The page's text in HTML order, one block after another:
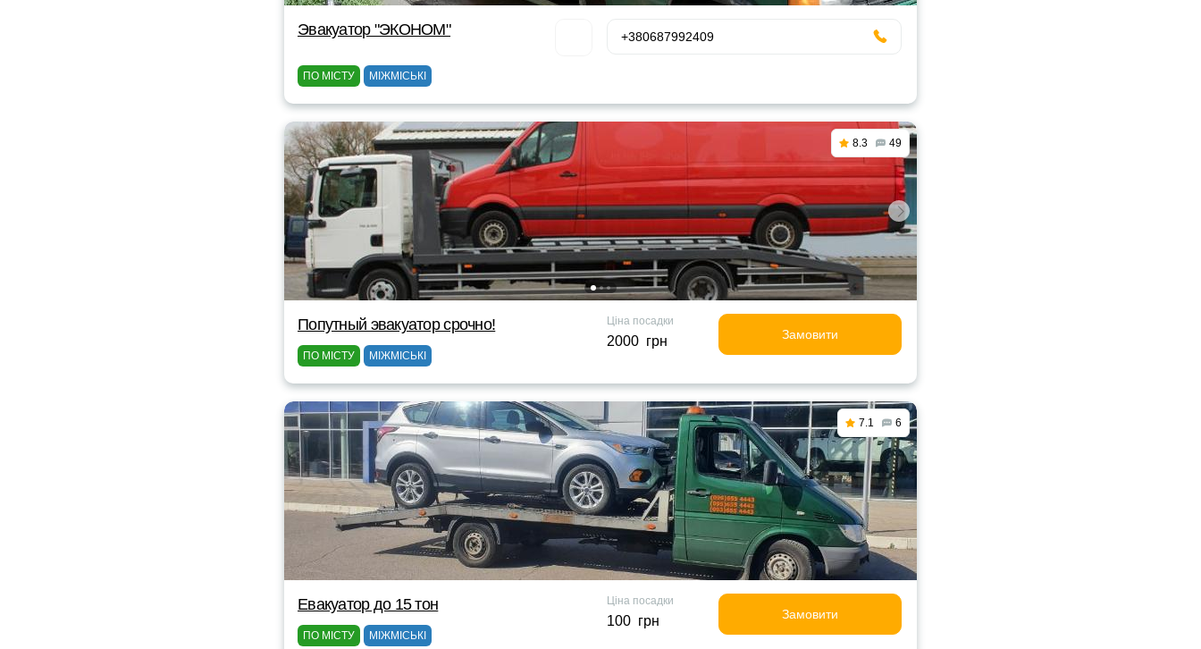
Эвакуатор "ЭКОНОМ"
ПО МІСТУ МІЖМІСЬКІ
+380687992409
8.3 49
Попутный эвакуатор срочно!
ПО МІСТУ МІЖМІСЬКІ
Ціна посадки
2000 грн Замовити
7.1 6
Евакуатор до 15 тон
ПО МІСТУ МІЖМІСЬКІ
Ціна посадки
100 грн Замовити